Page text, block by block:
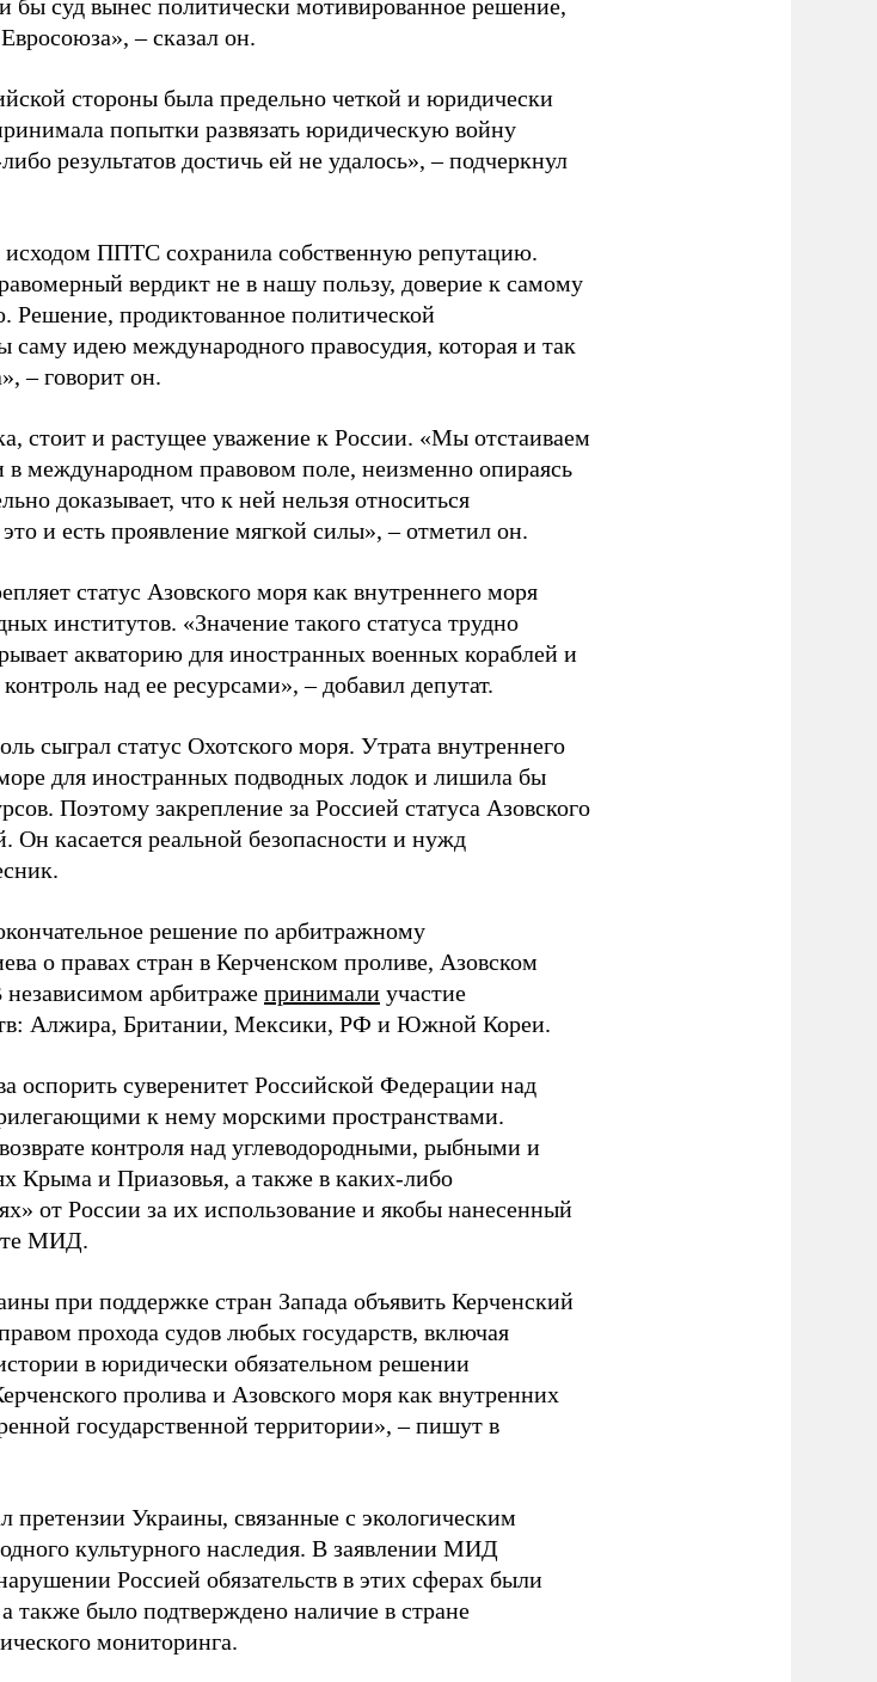
бы суд вынес политически мотивированное решение,
– сказал он.
стороны была предельно четкой и юридически
попытки развязать юридическую войну
результатов достичь ей не удалось», – подчеркнул
ППТС сохранила собственную репутацию.
вердикт не в нашу пользу, доверие к самому
Решение, продиктованное политической
идею международного правосудия, которая и так
– говорит он.
стоит и растущее уважение к России. «Мы отстаиваем
в международном правовом поле, неизменно опираясь
доказывает, что к ней нельзя относиться
и есть проявление мягкой силы», – отметил он.
статус Азовского моря как внутреннего моря
институтов. «Значение такого статуса трудно
акваторию для иностранных военных кораблей и
над ее ресурсами», – добавил депутат.
сыграл статус Охотского моря. Утрата внутреннего
для иностранных подводных лодок и лишила бы
Поэтому закрепление за Россией статуса Азовского
касается реальной безопасности и нужд
решение по арбитражному
о правах стран в Керченском проливе, Азовском
арбитраже принимали участие
Алжира, Британии, Мексики, РФ и Южной Кореи.
оспорить суверенитет Российской Федерации над
к нему морскими пространствами.
контроля над углеводородными, рыбными и
Крыма и Приазовья, а также в каких-либо
от России за их использование и якобы нанесенный
МИД.
при поддержке стран Запада объявить Керченский
прохода судов любых государств, включая
в юридически обязательном решении
пролива и Азовского моря как внутренних
государственной территории», – пишут в
Украины, связанные с экологическим
культурного наследия. В заявлении МИД
Россией обязательств в этих сферах были
также было подтверждено наличие в стране
мониторинга.